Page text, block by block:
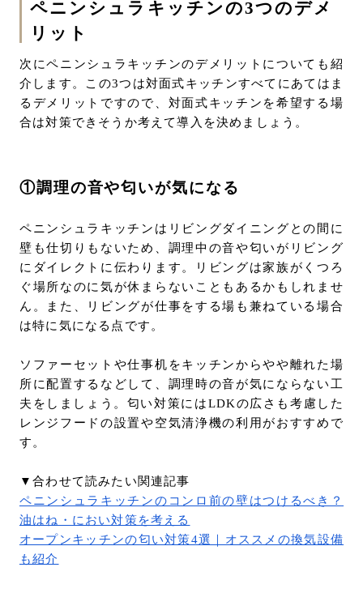
ペニンシュラキッチンの3つのデメ
リット
次にペニンシュラキッチンのデメリットについても紹
介します。この3つは対面式キッチンすべてにあてはま
るデメリットですので、対面式キッチンを希望する場
合は対策できそうか考えて導入を決めましょう。
①調理の音や匂いが気になる
ペニンシュラキッチンはリビングダイニングとの間に
壁も仕切りもないため、調理中の音や匂いがリビング
にダイレクトに伝わります。リビングは家族がくつろ
ぐ場所なのに気が休まらないこともあるかもしれませ
ん。また、リビングが仕事をする場も兼ねている場合
は特に気になる点です。
ソファーセットや仕事机をキッチンからやや離れた場
所に配置するなどして、調理時の音が気にならない工
夫をしましょう。匂い対策にはLDKの広さも考慮した
レンジフードの設置や空気清浄機の利用がおすすめで
す。
▼合わせて読みたい関連記事
ペニンシュラキッチンのコンロ前の壁はつけるべき？
油はね・におい対策を考える
オープンキッチンの匂い対策4選｜オススメの換気設備
も紹介